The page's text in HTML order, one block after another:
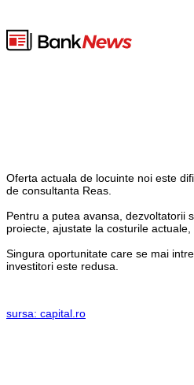
Oferta actuala de locuinte noi este
de consultanta Reas.
Pentru a putea avansa, dezvoltatorii
proiecte, ajustate la costurile
Singura oportunitate care se mai
investitori este redusa.
sursa: capital.ro